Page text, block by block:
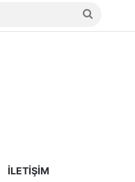
Arama
İLETIŞIM